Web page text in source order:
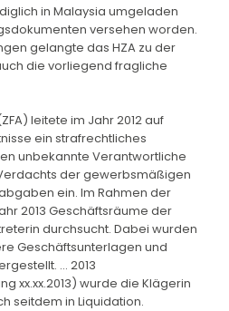
in Malaysia umgeladen
versehen worden.
gelangte das HZA zu der
die vorliegend fragliche
leitete im Jahr 2012 auf
ein strafrechtliches
unbekannte Verantwortliche
der gewerbsmäßigen
ein. Im Rahmen der
2013 Geschäftsräume der
durchsucht. Dabei wurden
Geschäftsunterlagen und
... 2013
xx.xx.2013) wurde die Klägerin
seitdem in Liquidation.